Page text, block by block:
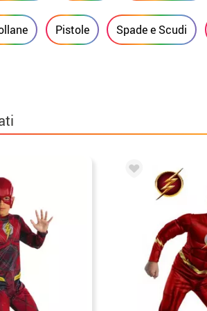
Pistole Spade e Scudi